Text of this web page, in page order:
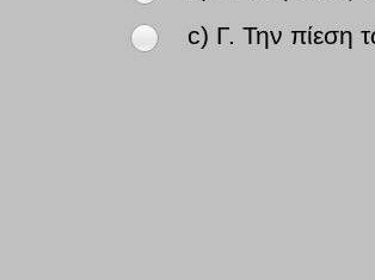
c) Γ. Την πίεση